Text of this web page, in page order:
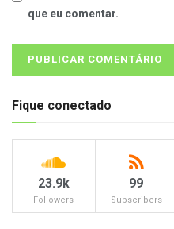
que eu comentar.
Fique conectado
23.9k
Followers
99
Subscribers